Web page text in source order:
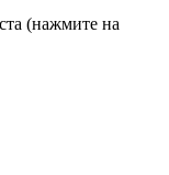
(нажмите на